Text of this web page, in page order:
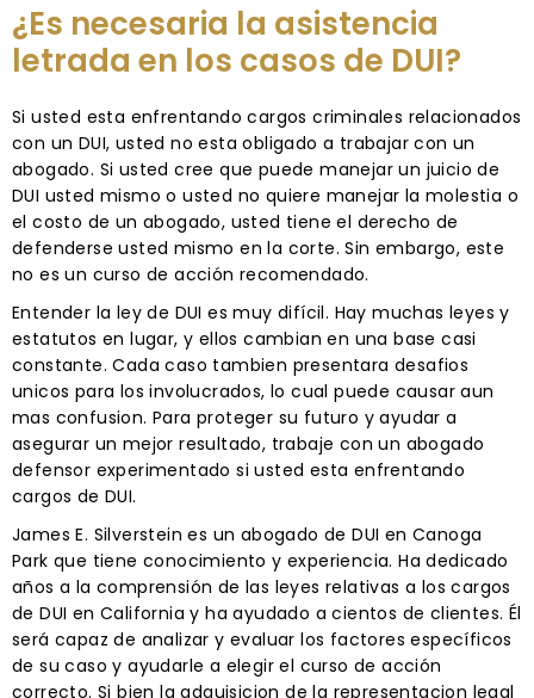
¿Es necesaria la asistencia
letrada en los casos de DUI?
Si usted esta enfrentando cargos criminales relacionados
con un DUI, usted no esta obligado a trabajar con un
abogado. Si usted cree que puede manejar un juicio de
DUI usted mismo o usted no quiere manejar la molestia o
el costo de un abogado, usted tiene el derecho de
defenderse usted mismo en la corte. Sin embargo, este
no es un curso de acción recomendado.
Entender la ley de DUI es muy difícil. Hay muchas leyes y
estatutos en lugar, y ellos cambian en una base casi
constante. Cada caso tambien presentara desafios
unicos para los involucrados, lo cual puede causar aun
mas confusion. Para proteger su futuro y ayudar a
asegurar un mejor resultado, trabaje con un abogado
defensor experimentado si usted esta enfrentando
cargos de DUI.
James E. Silverstein es un abogado de DUI en Canoga
Park que tiene conocimiento y experiencia. Ha dedicado
años a la comprensión de las leyes relativas a los cargos
de DUI en California y ha ayudado a cientos de clientes. Él
será capaz de analizar y evaluar los factores específicos
de su caso y ayudarle a elegir el curso de acción
correcto. Si bien la adquisicion de la representacion legal